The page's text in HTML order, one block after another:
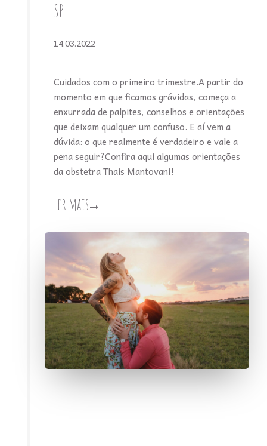
SP
14.03.2022
Cuidados com o primeiro trimestre.A partir do
momento em que ficamos grávidas, começa a
enxurrada de palpites, conselhos e orientações
que deixam qualquer um confuso. E aí vem a
dúvida: o que realmente é verdadeiro e vale a
pena seguir?Confira aqui algumas orientações
da obstetra Thais Mantovani!
Ler mais